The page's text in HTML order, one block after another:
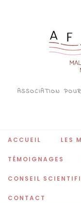
ASSOCIATION
ACCUEIL LES
TÉMOIGNAGES
CONSEIL
CONTACT